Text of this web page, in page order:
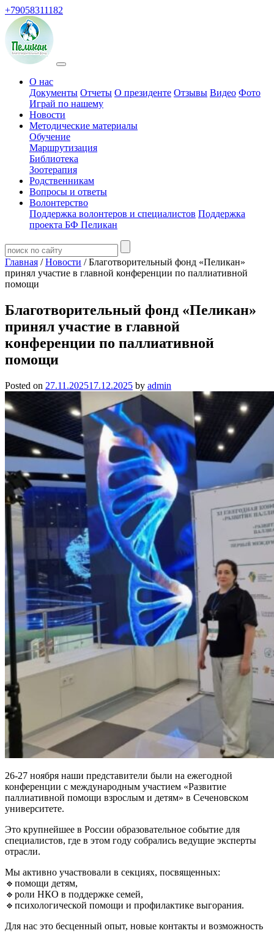
+79058311182
О нас
Документы Отчеты О президенте Отзывы Видео Фото
Играй по нашему
Новости
Методические материалы
Обучение
Маршрутизация
Библиотека
Зоотерапия
Родственникам
Вопросы и ответы
Волонтерство
Поддержка волонтеров и специалистов Поддержка
проекта БФ Пеликан
Главная /Новости / Благотворительный фонд «Пеликан»
принял участие в главной конференции по паллиативной
помощи
Благотворительный фонд «Пеликан»
принял участие в главной
конференции по паллиативной
помощи
Posted on 27.11.202517.12.2025 by admin
26-27 ноября наши представители были на ежегодной
конференции с международным участием «Развитие
паллиативной помощи взрослым и детям» в Сеченовском
университете.
Это крупнейшее в России образовательное событие для
специалистов, где в этом году собрались ведущие эксперты
отрасли.
Мы активно участвовали в секциях, посвященных:
🔹помощи детям,
🔹роли НКО в поддержке семей,
🔹психологической помощи и профилактике выгорания.
Для нас это бесценный опыт, новые контакты и возможность